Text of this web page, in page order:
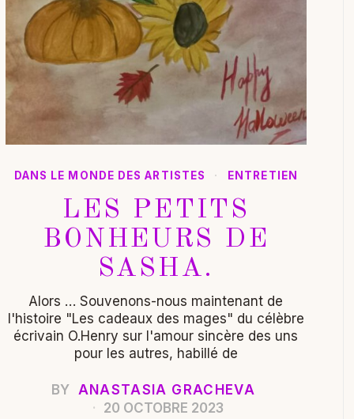
DANS LE MONDE DES ARTISTES · ENTRETIEN
LES PETITS
BONHEURS DE
SASHA.
Alors … Souvenons-nous maintenant de
l'histoire "Les cadeaux des mages" du célèbre
écrivain O.Henry sur l'amour sincère des uns
pour les autres, habillé de
BY ANASTASIA GRACHEVA
20 OCTOBRE 2023